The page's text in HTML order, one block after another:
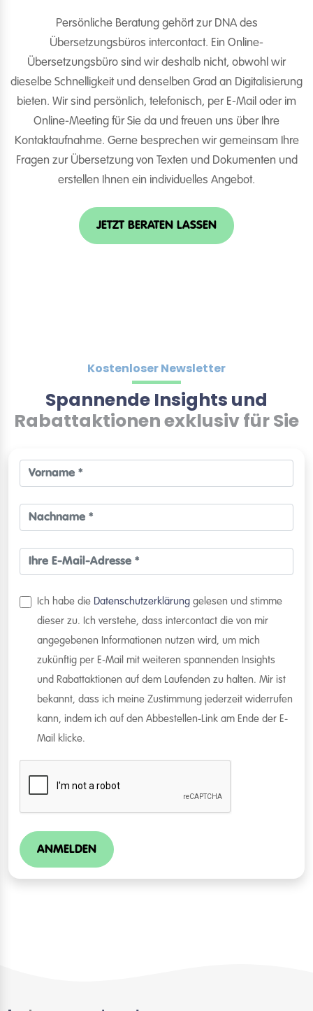
Persönliche Beratung gehört zur DNA des
Übersetzungsbüros intercontact. Ein Online-
Übersetzungsbüro sind wir deshalb nicht, obwohl wir
dieselbe Schnelligkeit und denselben Grad an Digitalisierung
bieten. Wir sind persönlich, telefonisch, per E-Mail oder im
Online-Meeting für Sie da und freuen uns über Ihre
Kontaktaufnahme. Gerne besprechen wir gemeinsam Ihre
Fragen zur Übersetzung von Texten und Dokumenten und
erstellen Ihnen ein individuelles Angebot.
JETZT BERATEN LASSEN
Kostenloser Newsletter
Spannende Insights und
Rabattaktionen exklusiv für Sie
Ich habe die Datenschutzerklärung gelesen und stimme
dieser zu. Ich verstehe, dass intercontact die von mir
angegebenen Informationen nutzen wird, um mich
zukünftig per E-Mail mit weiteren spannenden Insights
und Rabattaktionen auf dem Laufenden zu halten. Mir ist
bekannt, dass ich meine Zustimmung jederzeit widerrufen
kann, indem ich auf den Abbestellen-Link am Ende der E-
Mail klicke.
ANMELDEN